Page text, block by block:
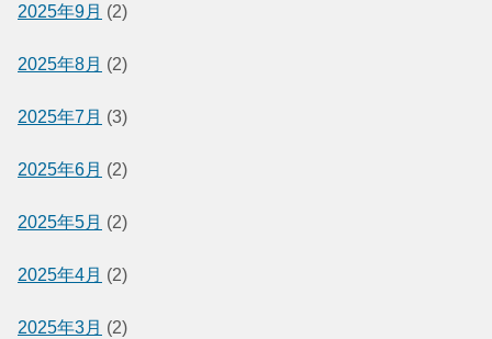
2025年9月 (2)
2025年8月 (2)
2025年7月 (3)
2025年6月 (2)
2025年5月 (2)
2025年4月 (2)
2025年3月 (2)